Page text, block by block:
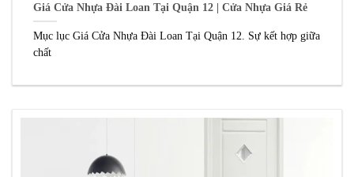
Giá Cửa Nhựa Đài Loan Tại Quận 12 | Cửa Nhựa Giá Rẻ
Mục lục Giá Cửa Nhựa Đài Loan Tại Quận 12. Sự kết hợp giữa
chất